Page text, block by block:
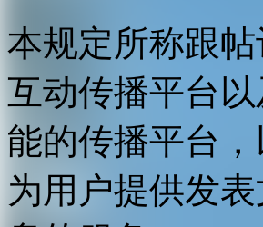
本规定所称跟
互动传播平台
能的传播平台
为用户提供发